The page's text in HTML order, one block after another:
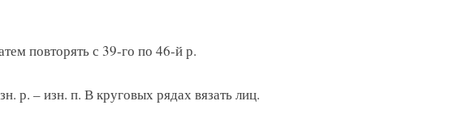
повторять с 39-го по 46-й р.
р. – изн. п. В круговых рядах вязать лиц.